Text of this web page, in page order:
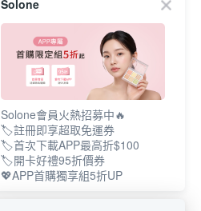
Solone
Solone會員火熱招募中🔥
🏷️註冊即享超取免運券
🏷️首次下載APP最高折$100
🏷️開卡好禮95折價券
💖APP首購獨享組5折UP